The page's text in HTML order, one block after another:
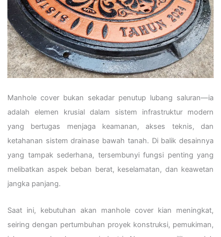
Manhole cover bukan sekadar penutup lubang saluran—ia
adalah elemen krusial dalam sistem infrastruktur modern
yang bertugas menjaga keamanan, akses teknis, dan
ketahanan sistem drainase bawah tanah. Di balik desainnya
yang tampak sederhana, tersembunyi fungsi penting yang
melibatkan aspek beban berat, keselamatan, dan keawetan
jangka panjang.
Saat ini, kebutuhan akan manhole cover kian meningkat,
seiring dengan pertumbuhan proyek konstruksi, pemukiman,